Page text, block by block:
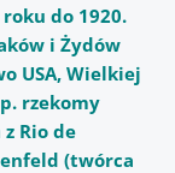
do 1920.
i Żydów
USA, Wielkiej
rzekomy
Rio de
(twórca